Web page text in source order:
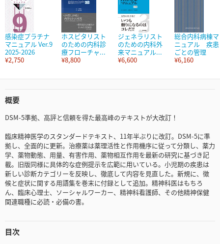
感染症プラチナ
マニュアル Ver.9
2025-2026
¥2,750
ホスピタリスト
のための内科診
療フローチャ...
¥8,800
ジェネラリスト
のための内科外
来マニュアル...
¥6,600
総合内科病棟マ
ニュアル 疾患
ごとの管理
¥6,160
概要
DSM-5準拠、高評と信頼を得た最高峰のテキストが大改訂！
臨床精神医学のスタンダードテキスト、11年半ぶりに改訂。DSM-5に準
拠し、全面的に更新。治療薬は薬理活性と作用機序に従って分類し、薬力
学、薬物動態、用量、有害作用、薬物相互作用を最新の研究に基づき記
載。旧版同様に具体的な症例提示を広範に用いている。小児期の疾患は
新しい診断カテゴリーを反映し、徹底して内容を見直した。新規に、徴
候と症状に関する用語集を巻末に付録として追加。精神科医はもちろ
ん、臨床心理士、ソーシャルワーカー、精神科看護師、その他精神保健
関連職種に必読・必備の書。
目次